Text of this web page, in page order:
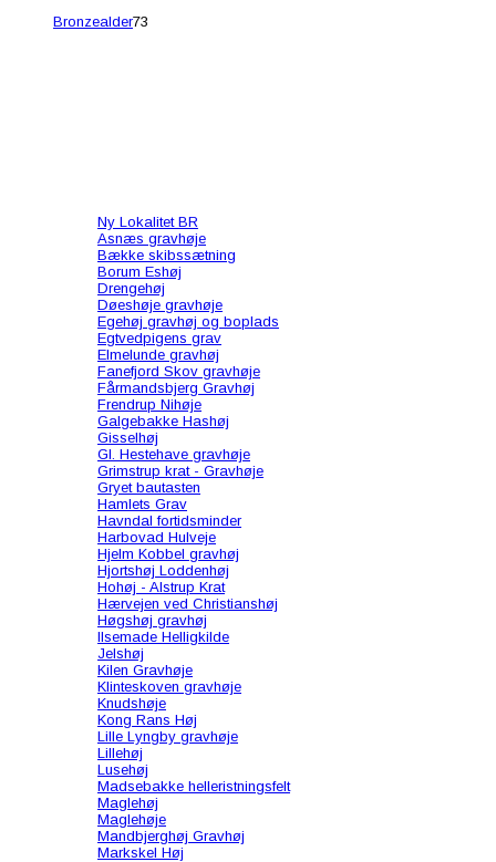
Bronzealder73
Ny Lokalitet BR
Asnæs gravhøje
Bække skibssætning
Borum Eshøj
Drengehøj
Døeshøje gravhøje
Egehøj gravhøj og boplads
Egtvedpigens grav
Elmelunde gravhøj
Fanefjord Skov gravhøje
Fårmandsbjerg Gravhøj
Frendrup Nihøje
Galgebakke Hashøj
Gisselhøj
Gl. Hestehave gravhøje
Grimstrup krat - Gravhøje
Gryet bautasten
Hamlets Grav
Havndal fortidsminder
Harbovad Hulveje
Hjelm Kobbel gravhøj
Hjortshøj Loddenhøj
Hohøj - Alstrup Krat
Hærvejen ved Christianshøj
Høgshøj gravhøj
Ilsemade Helligkilde
Jelshøj
Kilen Gravhøje
Klinteskoven gravhøje
Knudshøje
Kong Rans Høj
Lille Lyngby gravhøje
Lillehøj
Lusehøj
Madsebakke helleristningsfelt
Maglehøj
Maglehøje
Mandbjerghøj Gravhøj
Markskel Høj